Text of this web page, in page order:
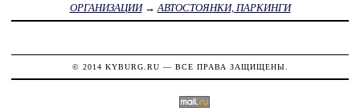
ОРГАНИЗАЦИИ→ АВТОСТОЯНКИ, ПАРКИНГИ
© 2014 KYBURG.RU — ВСЕ ПРАВА ЗАЩИЩЕНЫ.